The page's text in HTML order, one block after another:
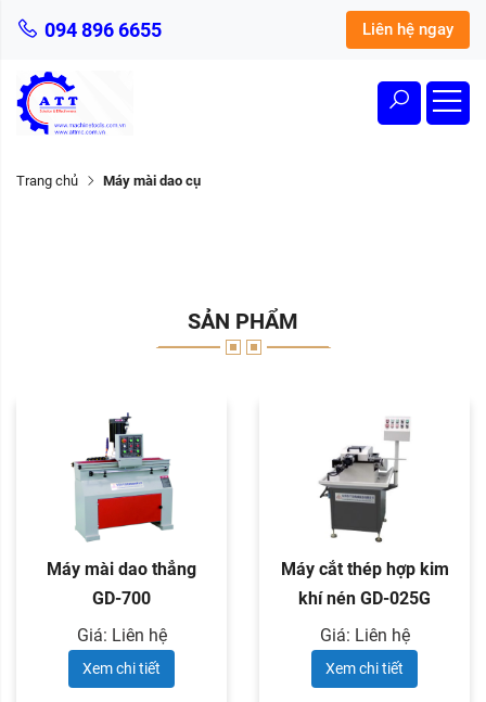
094 896 6655 Liên hệ ngay
Trang chủ Máy mài dao cụ
SẢN PHẨM
Máy mài dao thẳng
GD-700
Giá: Liên hệ
Xem chi tiết
Máy cắt thép hợp kim
khí nén GD-025G
Giá: Liên hệ
Xem chi tiết